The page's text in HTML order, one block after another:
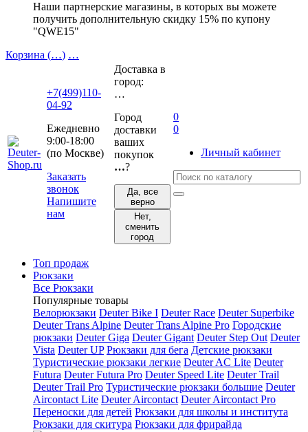
Наши партнерские магазины, в которых вы можете
получить дополнительную скидку 15% по купону
"QWE15"
Корзина (…) …
+7(499)110-
04-92
Ежедневно
9:00-18:00
(по Москве)
Заказать
звонок
Напишите
нам
Доставка в
город:
…
Город
доставки
ваших
покупок
…?
Да, все
верно
Нет,
сменить
город
0
0
Личный кабинет
Топ продаж
Рюкзаки
Все Рюкзаки
Популярные товары
Велорюкзаки Deuter Bike I Deuter Race Deuter Superbike
Deuter Trans Alpine Deuter Trans Alpine Pro Городские
рюкзаки Deuter Giga Deuter Gigant Deuter Step Out Deuter
Vista Deuter UP Рюкзаки для бега Детские рюкзаки
Туристические рюкзаки легкие Deuter AС Lite Deuter
Futura Deuter Futura Pro Deuter Speed Lite Deuter Trail
Deuter Trail Pro Туристические рюкзаки большие Deuter
Aircontact Lite Deuter Aircontact Deuter Aircontact Pro
Переноски для детей Рюкзаки для школы и института
Рюкзаки для скитура Рюкзаки для фрирайда